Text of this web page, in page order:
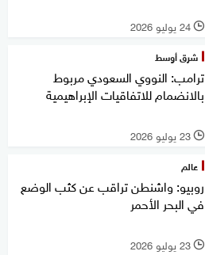
l 24 يوليو 2026
شرق أوسط
ترامب: النووي السعودي مربوط
بالانضمام للاتفاقيات الإبراهيمية
l 23 يوليو 2026
عالم
روبيو: واشنطن تراقب عن كثب الوضع
في البحر الأحمر
l 23 يوليو 2026